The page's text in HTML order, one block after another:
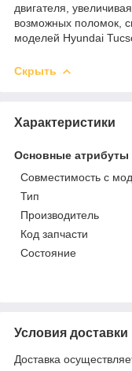
двигателя,
возможных поломок,
моделей Hyundai
Скрыть
Характеристики
Основные атрибуты
Совместимость с
Тип
Производитель
Код запчасти
Состояние
Условия доставки
Доставка